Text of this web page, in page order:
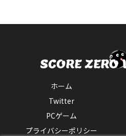
ホーム
Twitter
PCゲーム
プライバシーポリシー